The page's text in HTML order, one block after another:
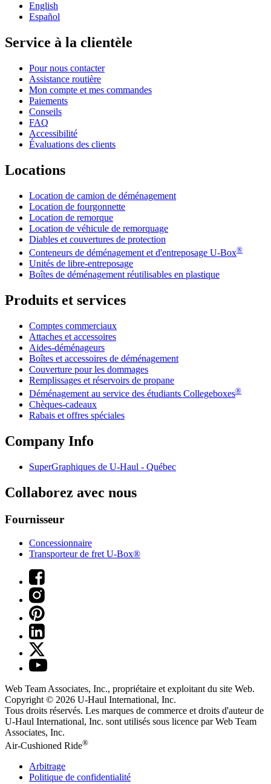
English
Español
Service à la clientèle
Pour nous contacter
Assistance routière
Mon compte et mes commandes
Paiements
Conseils
FAQ
Accessibilité
Évaluations des clients
Locations
Location de camion de déménagement
Location de fourgonnette
Location de remorque
Location de véhicule de remorquage
Diables et couvertures de protection
Conteneurs de déménagement et d'entreposage U-Box®
Unités de libre-entreposage
Boîtes de déménagement réutilisables en plastique
Produits et services
Comptes commerciaux
Attaches et accessoires
Aides-déménageurs
Boîtes et accessoires de déménagement
Couverture pour les dommages
Remplissages et réservoirs de propane
Déménagement au service des étudiants Collegeboxes®
Chèques-cadeaux
Rabais et offres spéciales
Company Info
SuperGraphiques de U-Haul - Québec
Collaborez avec nous
Fournisseur
Concessionnaire
Transporteur de fret U-Box®
Web Team Associates, Inc., propriétaire et exploitant du site Web.
Copyright © 2026 U-Haul International, Inc.
Tous droits réservés. Les marques de commerce et droits d'auteur de
U-Haul International, Inc. sont utilisés sous licence par Web Team
Associates, Inc.
Air-Cushioned Ride®
Arbitrage
Politique de confidentialité